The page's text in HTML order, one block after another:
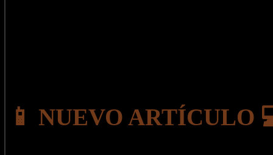
📱 NUEVO ARTÍCULO